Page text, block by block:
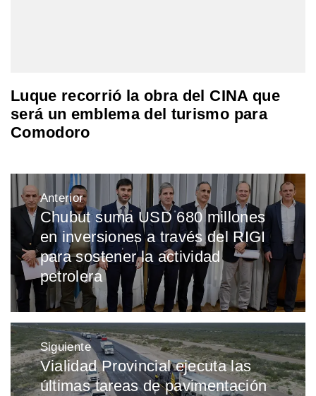
Luque recorrió la obra del CINA que
será un emblema del turismo para
Comodoro
Navegación
de
entradas
Anterior
Entrada
anterior:
Chubut suma USD 680 millones
en inversiones a través del RIGI
para sostener la actividad
petrolera
Siguiente
Entrada
siguiente:
Vialidad Provincial ejecuta las
últimas tareas de pavimentación